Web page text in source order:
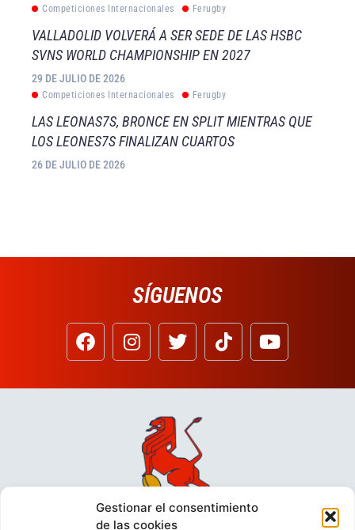
Gestionar el consentimiento
de las cookies
Competiciones Internacionales Ferugby
VALLADOLID VOLVERÁ A SER SEDE DE LAS HSBC
SVNS WORLD CHAMPIONSHIP EN 2027
29 DE JULIO DE 2026
Competiciones Internacionales Ferugby
LAS LEONAS7S, BRONCE EN SPLIT MIENTRAS QUE
LOS LEONES7S FINALIZAN CUARTOS
26 DE JULIO DE 2026
SÍGUENOS